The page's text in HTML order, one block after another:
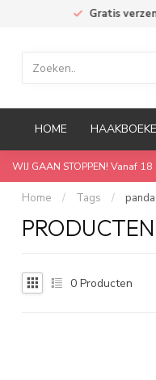
Gratis
HOME
WIJ GAAN STOPPEN! Vanaf
Home / Tags /
0 Producten